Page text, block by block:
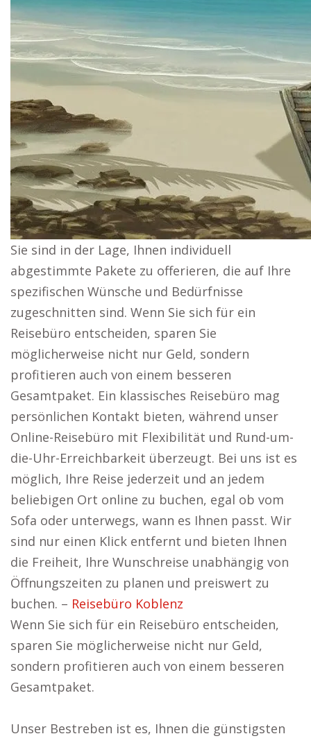
Sie sind in der Lage, Ihnen individuell
abgestimmte Pakete zu offerieren, die auf Ihre
spezifischen Wünsche und Bedürfnisse
zugeschnitten sind. Wenn Sie sich für ein
Reisebüro entscheiden, sparen Sie
möglicherweise nicht nur Geld, sondern
profitieren auch von einem besseren
Gesamtpaket. Ein klassisches Reisebüro mag
persönlichen Kontakt bieten, während unser
Online-Reisebüro mit Flexibilität und Rund-um-
die-Uhr-Erreichbarkeit überzeugt. Bei uns ist es
möglich, Ihre Reise jederzeit und an jedem
beliebigen Ort online zu buchen, egal ob vom
Sofa oder unterwegs, wann es Ihnen passt. Wir
sind nur einen Klick entfernt und bieten Ihnen
die Freiheit, Ihre Wunschreise unabhängig von
Öffnungszeiten zu planen und preiswert zu
buchen. – Reisebüro Koblenz
Wenn Sie sich für ein Reisebüro entscheiden,
sparen Sie möglicherweise nicht nur Geld,
sondern profitieren auch von einem besseren
Gesamtpaket.
Unser Bestreben ist es, Ihnen die günstigsten